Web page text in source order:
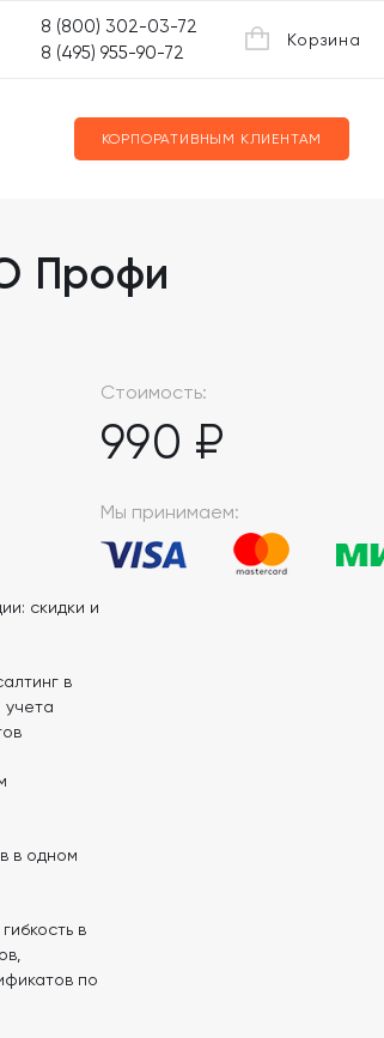
КОРПОРАТИВНЫМ КЛИЕНТАМ
8 (800) 302-03-72
8 (495) 955-90-72
Корзина
Профи
Стоимость:
990 ₽
скидки и
в
учета
в одном
в
по
Мы принимаем: